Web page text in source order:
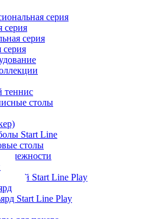
серия
серия
серия
серия
теннис
столы
Start Line
столы
Start Line Play
Start Line Play